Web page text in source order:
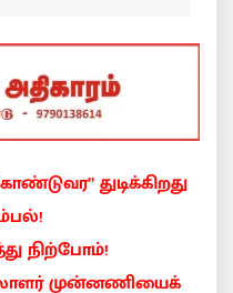
துடிக்கிறது
நிற்போம்!
முன்னணியைக்